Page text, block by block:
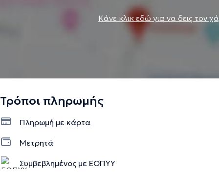
Κάνε κλικ εδώ για να δεις τον
Τρόποι πληρωμής
Πληρωμή με κάρτα
Μετρητά
Συμβεβλημένος με ΕΟΠΥΥ